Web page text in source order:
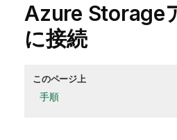
Azure Storage
に接続
このページ上
手順